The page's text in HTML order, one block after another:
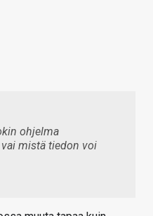
ohjelma
mistä tiedon voi